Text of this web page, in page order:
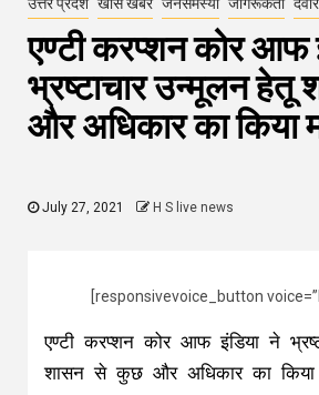
एण्टी करप्शन कोर आफ
भ्रष्टाचार उन्मूलन
और अधिकार का किया
July 27, 2021 H S live news
[responsivevoice_button
एण्टी करप्शन कोर आफ इंडिया ने
शासन से कुछ और अधिकार का किया